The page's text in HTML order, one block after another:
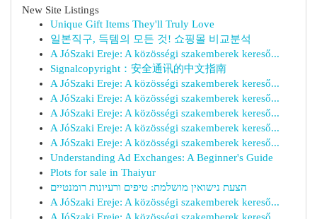
New Site Listings
Unique Gift Items They'll Truly Love
일본직구, 득템의 모든 것! 쇼핑몰 비교분석
A JóSzaki Ereje: A közösségi szakemberek kereső...
Signalcopyright：安全通讯的中文指南
A JóSzaki Ereje: A közösségi szakemberek kereső...
A JóSzaki Ereje: A közösségi szakemberek kereső...
A JóSzaki Ereje: A közösségi szakemberek kereső...
A JóSzaki Ereje: A közösségi szakemberek kereső...
A JóSzaki Ereje: A közösségi szakemberek kereső...
Understanding Ad Exchanges: A Beginner's Guide
Plots for sale in Thaiyur
הצעת נישואין מושלמת: טיפים ורעיונות רומנטיים
A JóSzaki Ereje: A közösségi szakemberek kereső...